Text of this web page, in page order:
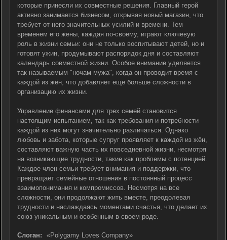
которые принесли их совместные решения. Главный герой
активно занимается бизнесом, открывая новый магазин, что
требует от него значительных усилий и времени. Тем
временем его жены, каждая по-своему, играют ключевую
роль в жизни семьи: они не только воспитывают детей, но и
готовят ужин, продумывают распорядок дня и составляют
календарь совместной жизни. Особое внимание уделяется
так называемым "ночам мужа", когда он проводит время с
каждой из жён, что добавляет еще больше сложности в
организацию их жизни.
Управление финансами для трех семей становится
настоящим испытанием, так как требования и потребности
каждой из них могут значительно различаться. Однако
любовь и забота, которые супруг проявляет к каждой из жён,
составляют важную часть их повседневной жизни, несмотря
на возникающие трудности, такие как проблемы с потенцией.
Каждое член семьи требует внимания и поддержки, что
превращает семейные отношения в постоянный процесс
взаимопонимания и компромиссов. Несмотря на все
сложности, они продолжают жить вместе, преодолевая
трудности и наслаждаясь моментами счастья, что делает их
союз уникальным и особенным в своем роде.
Слоган: «Polygamy Loves Company»